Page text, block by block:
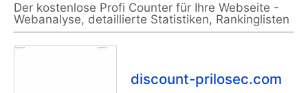
Der kostenlose Profi Counter für Ihre Webseite -
Webanalyse, detaillierte Statistiken, Rankinglisten
discount-prilosec.com